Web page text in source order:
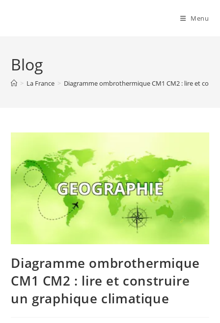
Menu
Blog
> La France > Diagramme ombrothermique CM1 CM2 : lire et
Diagramme ombrothermique
CM1 CM2 : lire et construire
un graphique climatique